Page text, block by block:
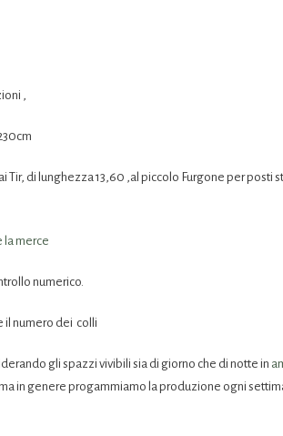
,
di lunghezza 13,60 ,al piccolo Furgone per posti
la merce
numerico.
il numero dei colli
gli spazzi vivibili sia di giorno che di notte in
in genere progammiamo la produzione ogni